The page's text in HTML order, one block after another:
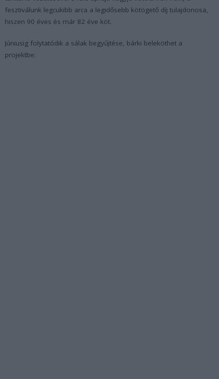
fesztiválunk legcukibb arca a legidősebb kötögető díj tulajdonosa,
hiszen 90 éves és már 82 éve köt.
Júniusig folytatódik a sálak begyűjtése, bárki beleköthet a
projektbe: